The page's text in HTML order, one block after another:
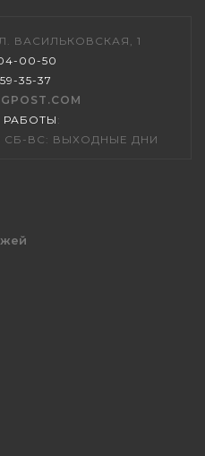
ВАСИЛЬКОВСКАЯ, 1
00-50
35-37
РАБОТЫ:
СБ-ВС: ВЫХОДНЫЕ ДНИ